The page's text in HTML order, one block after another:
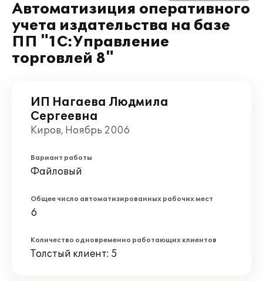
Автоматизиция оперативного
учета издательства на базе
ПП "1С:Управление
торговлей 8"
ИП Нагаева Людмила
Сергеевна
Киров, Ноябрь 2006
Вариант работы
Файловый
Общее число автоматизированных рабочих мест
6
Количество одновременно работающих клиентов
Толстый клиент: 5